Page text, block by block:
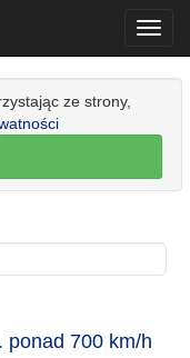
ze strony,
ponad 700 km/h